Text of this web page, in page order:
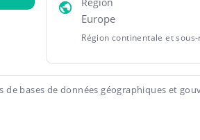
Europe
Région continentale et
de bases de données géographiques et